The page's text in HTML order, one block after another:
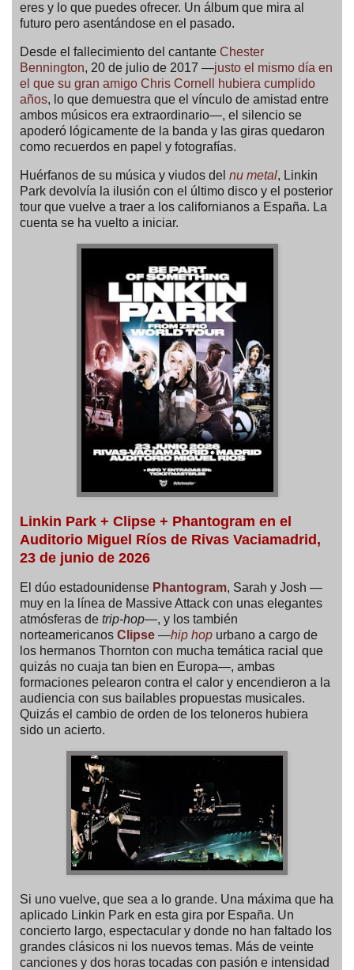
eres y lo que puedes ofrecer. Un álbum que mira al
futuro pero asentándose en el pasado.
Desde el fallecimiento del cantante Chester
Bennington, 20 de julio de 2017 —justo el mismo día en
el que su gran amigo Chris Cornell hubiera cumplido
años, lo que demuestra que el vínculo de amistad entre
ambos músicos era extraordinario—, el silencio se
apoderó lógicamente de la banda y las giras quedaron
como recuerdos en papel y fotografías.
Huérfanos de su música y viudos del nu metal, Linkin
Park devolvía la ilusión con el último disco y el posterior
tour que vuelve a traer a los californianos a España. La
cuenta se ha vuelto a iniciar.
Linkin Park + Clipse + Phantogram en el
Auditorio Miguel Ríos de Rivas Vaciamadrid,
23 de junio de 2026
El dúo estadounidense Phantogram, Sarah y Josh —
muy en la línea de Massive Attack con unas elegantes
atmósferas de trip-hop—, y los también
norteamericanos Clipse —hip hop urbano a cargo de
los hermanos Thornton con mucha temática racial que
quizás no cuaja tan bien en Europa—, ambas
formaciones pelearon contra el calor y encendieron a la
audiencia con sus bailables propuestas musicales.
Quizás el cambio de orden de los teloneros hubiera
sido un acierto.
Si uno vuelve, que sea a lo grande. Una máxima que ha
aplicado Linkin Park en esta gira por España. Un
concierto largo, espectacular y donde no han faltado los
grandes clásicos ni los nuevos temas. Más de veinte
canciones y dos horas tocadas con pasión e intensidad